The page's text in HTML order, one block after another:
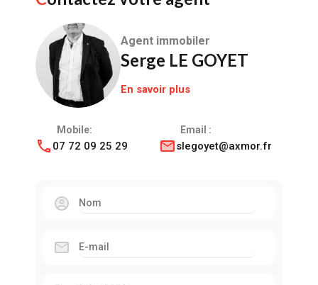
Agent immobiler
Serge LE GOYET
En savoir plus
Mobile:
07 72 09 25 29
Email :
slegoyet@axmor.fr